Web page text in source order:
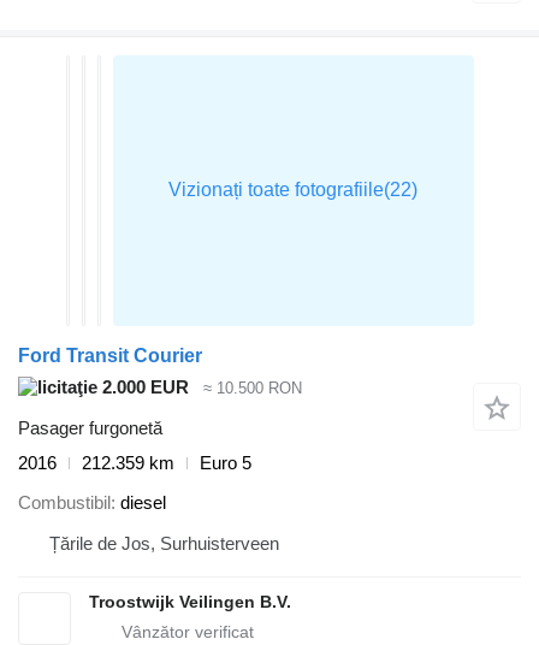
Ford Transit Courier
2.000 EUR
≈ 10.500 RON
Pasager furgonetă
2016
212.359 km
Euro 5
Combustibil diesel
Țările de Jos, Surhuisterveen
Troostwijk Veilingen B.V.